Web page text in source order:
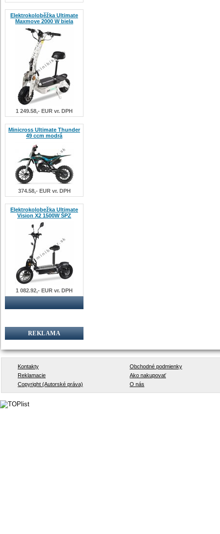
Elektrokoloběžka Ultimate
Maxmove 2000 W biela
1 249.58,- EUR vr. DPH
Minicross Ultimate Thunder
49 ccm modrá
374.58,- EUR vr. DPH
Elektrokolobežka Ultimate
Vision X2 1500W ŠPZ
1 082.92,- EUR vr. DPH
REKLAMA
Kontakty
Obchodné podmienky
Reklamacie
Ako nakupovať
Copyright (Autorské práva)
O nás